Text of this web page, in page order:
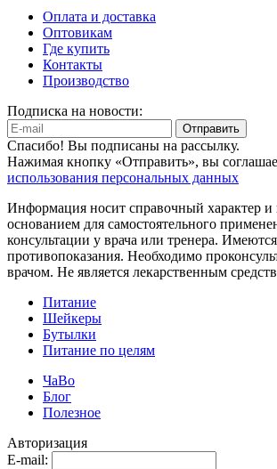
Оплата и доставка
Оптовикам
Где купить
Контакты
Производство
Подписка на новости:
Отправить
Спасибо! Вы подписаны на рассылку.
Нажимая кнопку «Отправить», вы
использования персональных данных
Информация носит справочный характер и
основанием для самостоятельного
консультации у врача или тренера. Имеются
противопоказания. Необходимо
врачом. Не является лекарственным
Питание
Шейкеры
Бутылки
Питание по целям
ЧаВо
Блог
Полезное
Авторизация
E-mail: